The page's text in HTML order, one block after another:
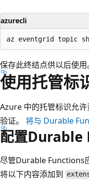
azurecli
保存此终结点供以后使用
使用托管标
Azure 中的托管标识允
验证。 将与 Durable
配置Durable
尽管Durable Functions
将以下内容添加到